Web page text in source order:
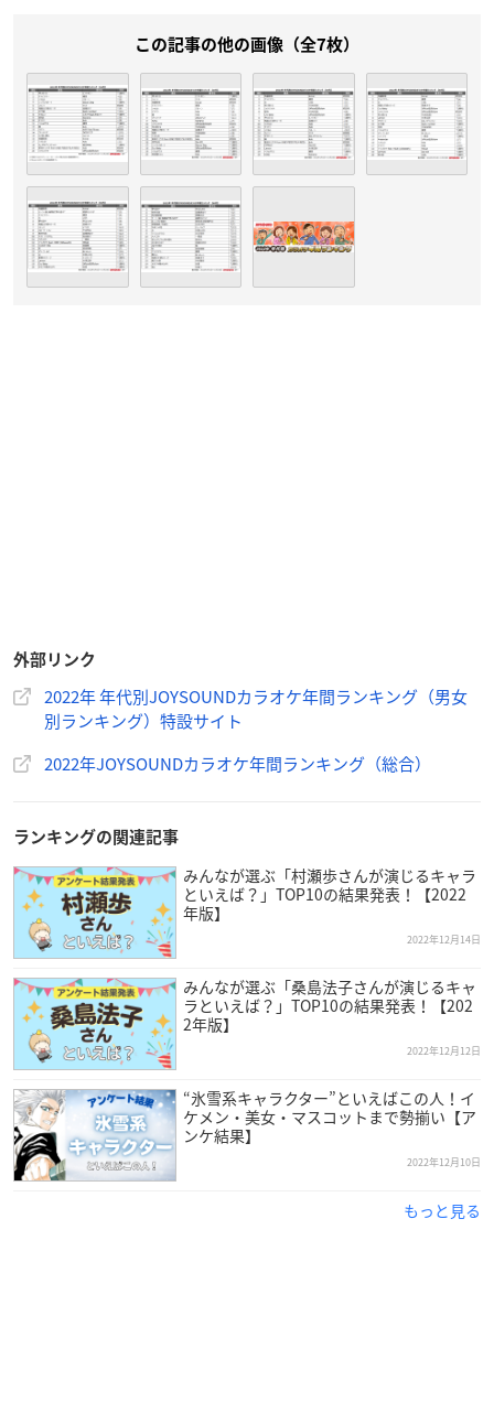
この記事の他の画像（全7枚）
外部リンク
2022年 年代別JOYSOUNDカラオケ年間ランキング（男女
別ランキング）特設サイト
2022年JOYSOUNDカラオケ年間ランキング（総合）
ランキングの関連記事
みんなが選ぶ「村瀬歩さんが演じるキャラ
といえば？」TOP10の結果発表！【2022
年版】
2022年12月14日
みんなが選ぶ「桑島法子さんが演じるキャ
ラといえば？」TOP10の結果発表！【202
2年版】
2022年12月12日
“氷雪系キャラクター”といえばこの人！イ
ケメン・美女・マスコットまで勢揃い【ア
ンケ結果】
2022年12月10日
もっと見る